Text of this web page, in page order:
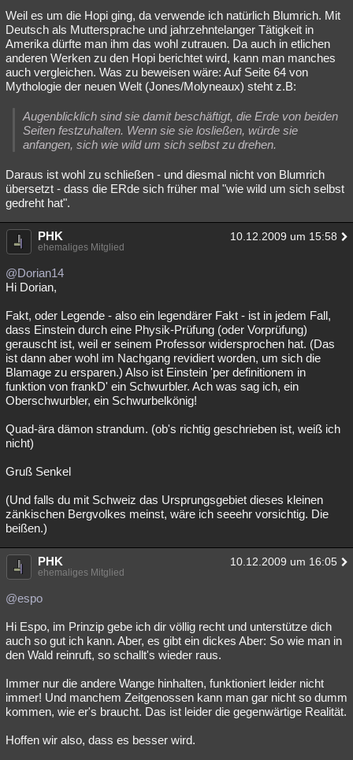
Weil es um die Hopi ging, da verwende ich natürlich Blumrich. Mit
Deutsch als Muttersprache und jahrzehntelanger Tätigkeit in
Amerika dürfte man ihm das wohl zutrauen. Da auch in etlichen
anderen Werken zu den Hopi berichtet wird, kann man manches
auch vergleichen. Was zu beweisen wäre: Auf Seite 64 von
Mythologie der neuen Welt (Jones/Molyneaux) steht z.B:
Augenblicklich sind sie damit beschäftigt, die Erde von beiden
Seiten festzuhalten. Wenn sie sie losließen, würde sie
anfangen, sich wie wild um sich selbst zu drehen.
Daraus ist wohl zu schließen - und diesmal nicht von Blumrich
übersetzt - dass die ERde sich früher mal "wie wild um sich selbst
gedreht hat".
PHK 10.12.2009 um 15:58
ehemaliges Mitglied
@Dorian14
Hi Dorian,
Fakt, oder Legende - also ein legendärer Fakt - ist in jedem Fall,
dass Einstein durch eine Physik-Prüfung (oder Vorprüfung)
gerauscht ist, weil er seinem Professor widersprochen hat. (Das
ist dann aber wohl im Nachgang revidiert worden, um sich die
Blamage zu ersparen.) Also ist Einstein 'per definitionem in
funktion von frankD' ein Schwurbler. Ach was sag ich, ein
Oberschwurbler, ein Schwurbelkönig!
Quad-ära dämon strandum. (ob's richtig geschrieben ist, weiß ich
nicht)
Gruß Senkel
(Und falls du mit Schweiz das Ursprungsgebiet dieses kleinen
zänkischen Bergvolkes meinst, wäre ich seeehr vorsichtig. Die
beißen.)
PHK 10.12.2009 um 16:05
ehemaliges Mitglied
@espo
Hi Espo, im Prinzip gebe ich dir völlig recht und unterstütze dich
auch so gut ich kann. Aber, es gibt ein dickes Aber: So wie man in
den Wald reinruft, so schallt's wieder raus.
Immer nur die andere Wange hinhalten, funktioniert leider nicht
immer! Und manchem Zeitgenossen kann man gar nicht so dumm
kommen, wie er's braucht. Das ist leider die gegenwärtige Realität.
Hoffen wir also, dass es besser wird.